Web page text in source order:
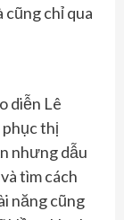
chỉ qua
diễn Lê
thị
nhưng dẫu
tìm cách
năng cũng